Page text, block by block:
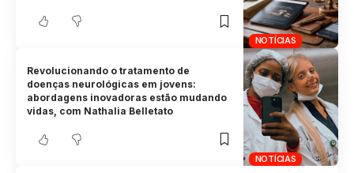
NOTÍCIAS
NOTÍCIAS
Revolucionando o tratamento de
doenças neurológicas em jovens:
abordagens inovadoras estão mudando
vidas, com Nathalia Belletato